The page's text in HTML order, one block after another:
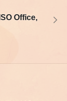
Office,